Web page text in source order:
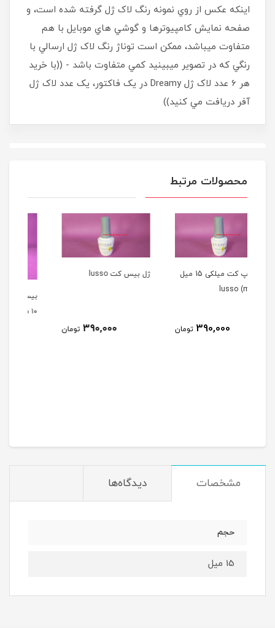
اينکه عکس از روي نمونه رنگ لاک ژل گرفته شده است، و
صفحه نمايش کامپيوترها و گوشي هاي موبايل با هم
متفاوت ميباشد، ممکن است توناژ رنگ لاک ژل ارسالي با
رنگي که در تصوير ميبينيد کمي متفاوت باشد - ((با خريد
هر 6 عدد لاک ژل Dreamy در يک فاکتور، يک عدد لاک ژل
آفر دريافت مي کنيد))
محصولات مرتبط
ژل بيس کت lusso
390,000
بیس کت سالن ( بیس ژل )
مشخصات دیدگاه‌ها
حجم
15 میل